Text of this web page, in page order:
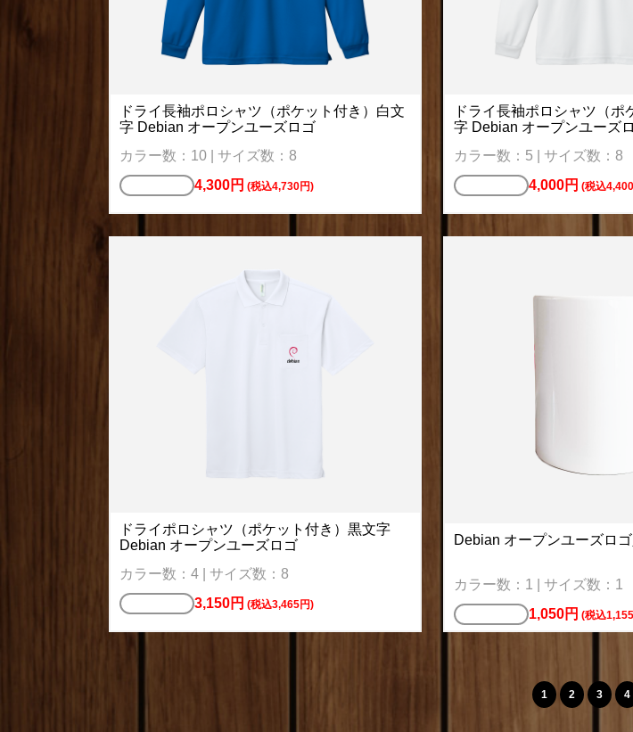
ドライ長袖ポロシャツ（ポケット付き）白文
字 Debian オープンユーズロゴ
カラー数：10 | サイズ数：8
4,300円 (税込4,730円)
ドライ長袖ポロシャツ（ポ
字 Debian オープンユーズ
カラー数：5 | サイズ数：8
4,000円 (税込
ドライポロシャツ（ポケット付き）黒文字
Debian オープンユーズロゴ
カラー数：4 | サイズ数：8
3,150円 (税込3,465円)
Debian オープンユーズロ
カラー数：1 | サイズ数：1
1,050円 (税込
1 2 3 4